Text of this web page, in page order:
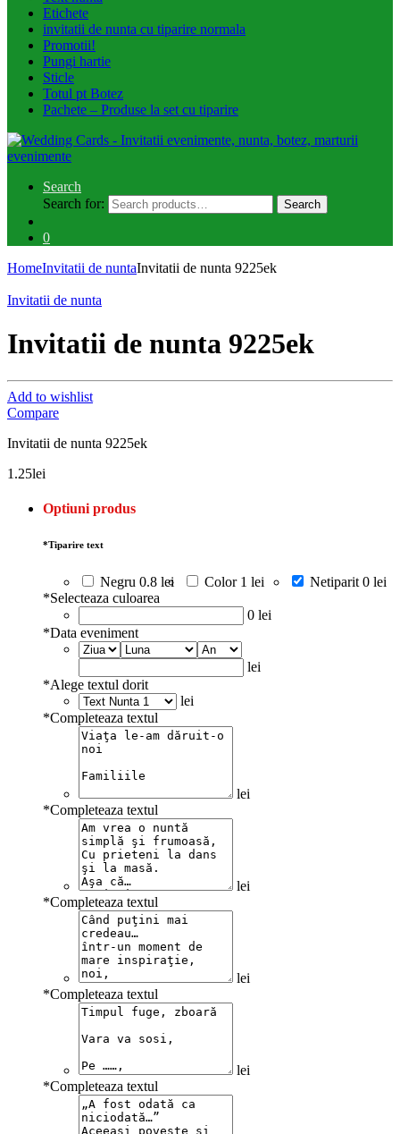
Etichete
invitatii de nunta cu tiparire normala
Promotii!
Pungi hartie
Sticle
Totul pt Botez
Pachete – Produse la set cu tiparire
Search
Search for:
Search
0
HomeInvitatii de nuntaInvitatii de nunta 9225ek
Invitatii de nunta
Invitatii de nunta 9225ek
Add to wishlist
Compare
Invitatii de nunta 9225ek
1.25lei
Optiuni produs
*Tiparire text
Negru 0.8 lei Color 1 lei Netiparit 0 lei
*Selecteaza culoarea
0 lei
*Data eveniment
lei
*Alege textul dorit
lei
*Completeaza textul
lei
*Completeaza textul
lei
*Completeaza textul
lei
*Completeaza textul
lei
*Completeaza textul